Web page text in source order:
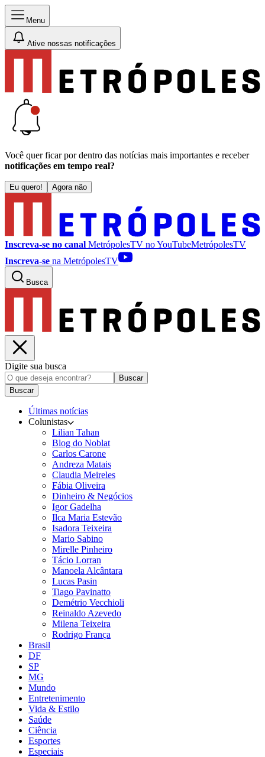
Menu
Ative nossas notificações
Você quer ficar por dentro das notícias mais importantes e receber
notificações em tempo real?
Eu quero! Agora não
Inscreva-se no canal MetrópolesTV noYouTubeMetrópolesTV
Inscreva-se na MetrópolesTV
Busca
Digite sua busca
Buscar
Buscar
Últimas notícias
Colunistas
Lilian Tahan
Blog do Noblat
Carlos Carone
Andreza Matais
Claudia Meireles
Fábia Oliveira
Dinheiro & Negócios
Igor Gadelha
Ilca Maria Estevão
Isadora Teixeira
Mario Sabino
Mirelle Pinheiro
Tácio Lorran
Manoela Alcântara
Lucas Pasin
Tiago Pavinatto
Demétrio Vecchioli
Reinaldo Azevedo
Milena Teixeira
Rodrigo França
Brasil
DF
SP
MG
Mundo
Entretenimento
Vida & Estilo
Saúde
Ciência
Esportes
Especiais